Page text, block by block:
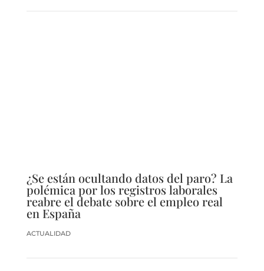
¿Se están ocultando datos del paro? La
polémica por los registros laborales
reabre el debate sobre el empleo real
en España
ACTUALIDAD